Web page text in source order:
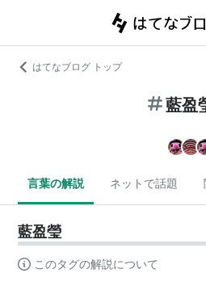
はてなブログ トップ
藍盈
言葉の解説 ネットで話題
藍盈瑩
このタグの解説について